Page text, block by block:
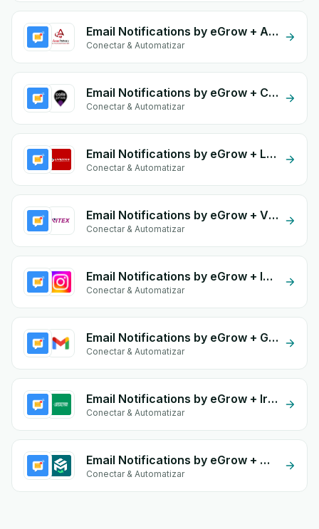
Email Notifications by eGrow + ASAP Delivery
Conectar & Automatizar
Email Notifications by eGrow + Colis Prive
Conectar & Automatizar
Email Notifications by eGrow + Livreego Expresse
Conectar & Automatizar
Email Notifications by eGrow + Vitex
Conectar & Automatizar
Email Notifications by eGrow + Instagram Comment
Conectar & Automatizar
Email Notifications by eGrow + Gmail
Conectar & Automatizar
Email Notifications by eGrow + Irsaliyat
Conectar & Automatizar
Email Notifications by eGrow + Mes Colis Express
Conectar & Automatizar